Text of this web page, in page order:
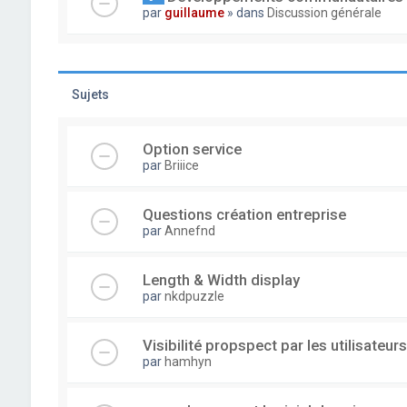
par guillaume » dans Discussion générale
Sujets
Option service
par Briiice
Questions création entreprise
parAnnefnd
Length & Width display
parnkdpuzzle
Visibilité propspect par les utilisateurs
par hamhyn